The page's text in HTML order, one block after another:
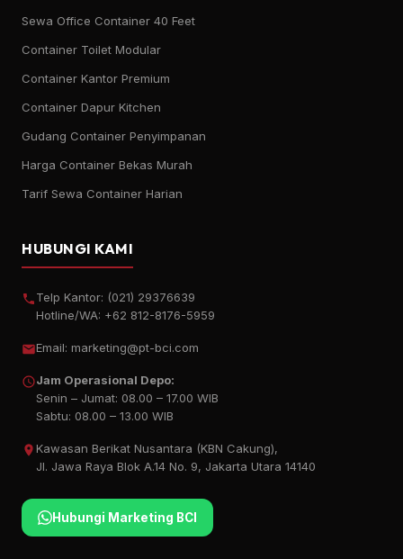
Sewa Office Container 40 Feet
Container Toilet Modular
Container Kantor Premium
Container Dapur Kitchen
Gudang Container Penyimpanan
Harga Container Bekas Murah
Tarif Sewa Container Harian
HUBUNGI KAMI
Telp Kantor: (021) 29376639
Hotline/WA: +62 812-8176-5959
Email: marketing@pt-bci.com
Jam Operasional Depo:
Senin – Jumat: 08.00 – 17.00 WIB
Sabtu: 08.00 – 13.00 WIB
Kawasan Berikat Nusantara (KBN Cakung),
Jl. Jawa Raya Blok A.14 No. 9, Jakarta Utara 14140
Hubungi Marketing BCI